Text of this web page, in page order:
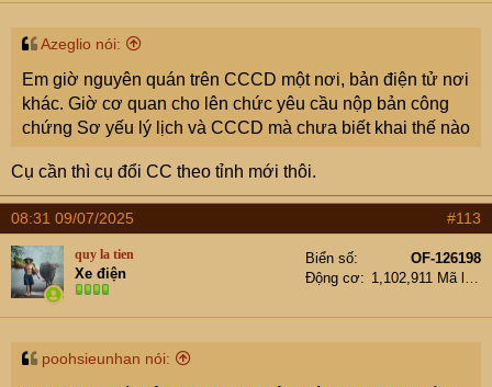
Azeglio nói:
Em giờ nguyên quán trên CCCD một nơi, bản điện tử nơi
khác. Giờ cơ quan cho lên chức yêu cầu nộp bản công
chứng Sơ yếu lý lịch và CCCD mà chưa biết khai thế nào
Cụ cần thì cụ đổi CC theo tỉnh mới thôi.
08:31 09/07/2025 #113
quy la tien
Xe điện
Biển số
OF-126198
Động cơ
1,102,911 Mã lực
poohsieunhan nói: